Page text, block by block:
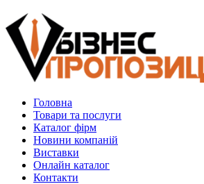
Головна
Товари та послуги
Каталог фірм
Новини компаній
Виставки
Онлайн каталог
Контакти